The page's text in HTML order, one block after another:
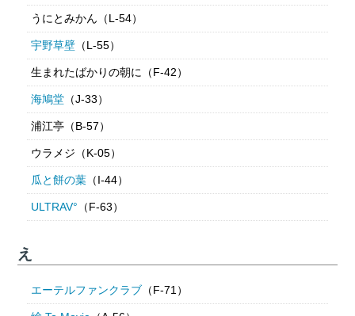
うにとみかん（L-54）
宇野草壁（L-55）
生まれたばかりの朝に（F-42）
海鳩堂（J-33）
浦江亭（B-57）
ウラメジ（K-05）
瓜と餅の葉（I-44）
ULTRAV° （F-63）
え
エーテルファンクラブ（F-71）